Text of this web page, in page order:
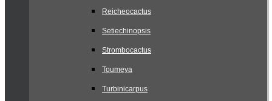
Reicheocactus
Setiechinopsis
Strombocactus
Toumeya
Turbinicarpus